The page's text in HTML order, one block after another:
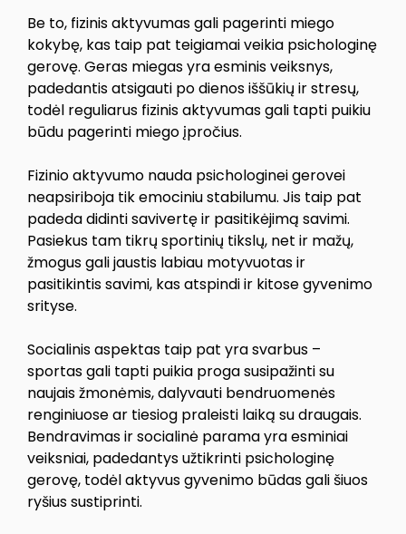
Be to, fizinis aktyvumas gali pagerinti miego
kokybę, kas taip pat teigiamai veikia psichologinę
gerovę. Geras miegas yra esminis veiksnys,
padedantis atsigauti po dienos iššūkių ir stresų,
todėl reguliarus fizinis aktyvumas gali tapti puikiu
būdu pagerinti miego įpročius.
Fizinio aktyvumo nauda psichologinei gerovei
neapsiriboja tik emociniu stabilumu. Jis taip pat
padeda didinti savivertę ir pasitikėjimą savimi.
Pasiekus tam tikrų sportinių tikslų, net ir mažų,
žmogus gali jaustis labiau motyvuotas ir
pasitikintis savimi, kas atspindi ir kitose gyvenimo
srityse.
Socialinis aspektas taip pat yra svarbus –
sportas gali tapti puikia proga susipažinti su
naujais žmonėmis, dalyvauti bendruomenės
renginiuose ar tiesiog praleisti laiką su draugais.
Bendravimas ir socialinė parama yra esminiai
veiksniai, padedantys užtikrinti psichologinę
gerovę, todėl aktyvus gyvenimo būdas gali šiuos
ryšius sustiprinti.